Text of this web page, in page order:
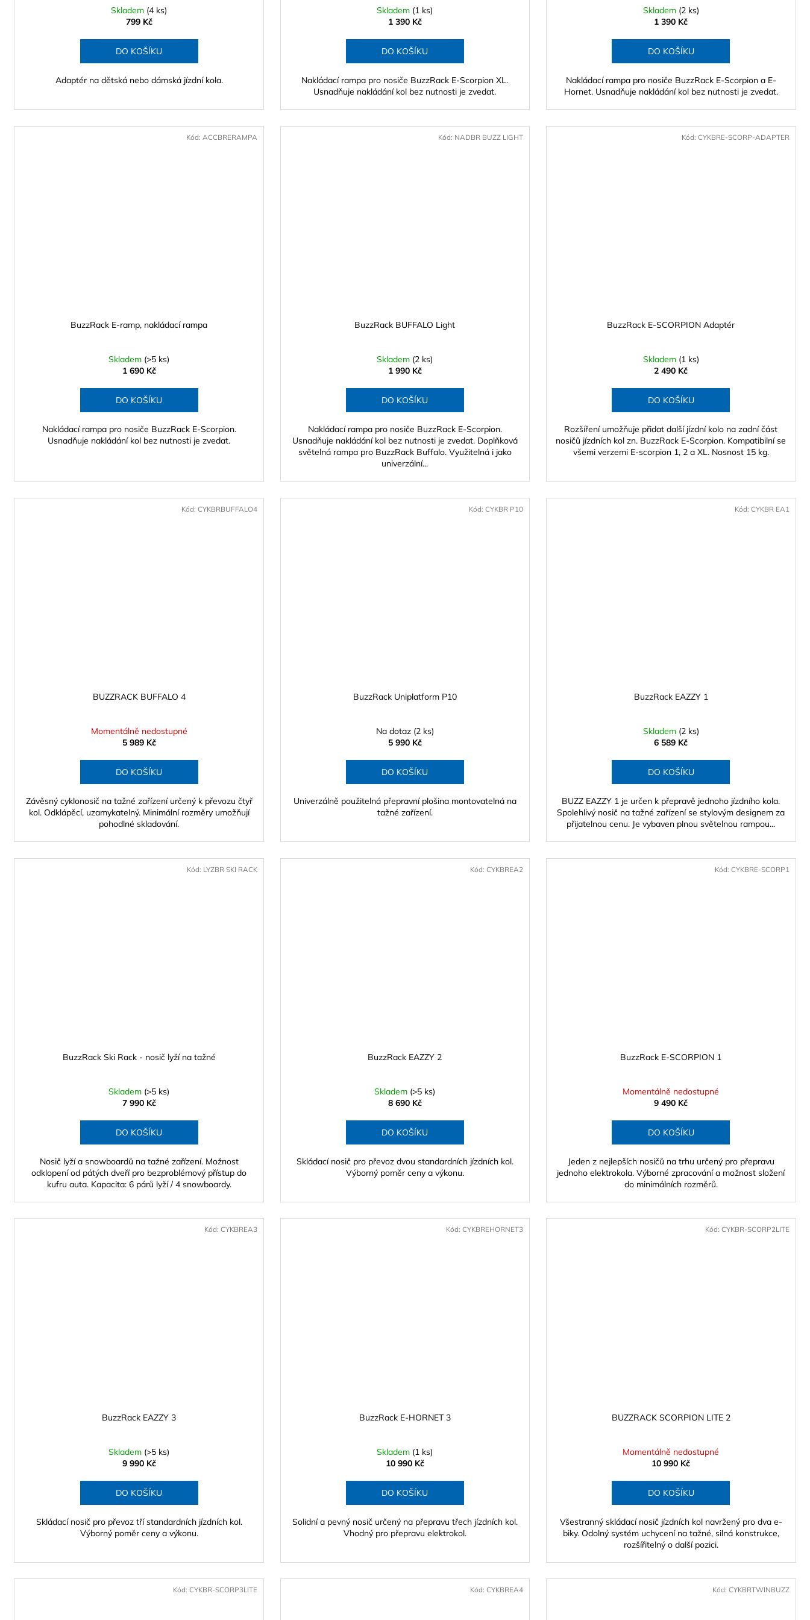
Skladem (4 ks)
799 Kč
DO KOŠÍKU
Adaptér na dětská nebo dámská jízdní kola.
Skladem (1 ks)
1 390 Kč
DO KOŠÍKU
Nakládací rampa pro nosiče BuzzRack E-Scorpion XL.
Usnadňuje nakládání kol bez nutnosti je zvedat.
Skladem (2 ks)
1 390 Kč
DO KOŠÍKU
Nakládací rampa pro nosiče BuzzRack E-Scorpion a E-
Hornet. Usnadňuje nakládání kol bez nutnosti je zvedat.
BuzzRack E-ramp, nakládací rampa
Skladem (>5 ks)
1 690 Kč
DO KOŠÍKU
Nakládací rampa pro nosiče BuzzRack E-Scorpion.
Usnadňuje nakládání kol bez nutnosti je zvedat.
Kód: ACCBRERAMPA
BuzzRack BUFFALO Light
Skladem (2 ks)
1 990 Kč
DO KOŠÍKU
Nakládací rampa pro nosiče BuzzRack E-Scorpion.
Usnadňuje nakládání kol bez nutnosti je zvedat. Doplňková
světelná rampa pro BuzzRack Buffalo. Využitelná i jako
univerzální...
Kód: NADBR BUZZ LIGHT
BuzzRack E-SCORPION Adaptér
Skladem (1 ks)
2 490 Kč
DO KOŠÍKU
Rozšíření umožňuje přidat další jízdní kolo na zadní část
nosičů jízdních kol zn. BuzzRack E-Scorpion. Kompatibilní se
všemi verzemi E-scorpion 1, 2 a XL. Nosnost 15 kg.
Kód: CYKBRE-SCORP-ADAPTER
BUZZRACK BUFFALO 4
Momentálně nedostupné
5 989 Kč
DO KOŠÍKU
Závěsný cyklonosič na tažné zařízení určený k převozu čtyř
kol. Odklápěcí, uzamykatelný. Minimální rozměry umožňují
pohodlné skladování.
Kód: CYKBRBUFFALO4
BuzzRack Uniplatform P10
Na dotaz (2 ks)
5 990 Kč
DO KOŠÍKU
Univerzálně použitelná přepravní plošina montovatelná na
tažné zařízení.
Kód:CYKBR P10
BuzzRack EAZZY 1
Skladem (2 ks)
6 589 Kč
DO KOŠÍKU
BUZZ EAZZY 1 je určen k přepravě jednoho jízdního kola.
Spolehlivý nosič na tažné zařízení se stylovým designem za
přijatelnou cenu. Je vybaven plnou světelnou rampou...
Kód: CYKBR EA1
BuzzRack Ski Rack - nosič lyží na tažné
Skladem (>5 ks)
7 990 Kč
DO KOŠÍKU
Nosič lyží a snowboardů na tažné zařízení. Možnost
odklopení od pátých dveří pro bezproblémový přístup do
kufru auta. Kapacita: 6 párů lyží / 4 snowboardy.
Kód: LYZBR SKI RACK
BuzzRack EAZZY 2
Skladem (>5 ks)
8 690 Kč
DO KOŠÍKU
Skládací nosič pro převoz dvou standardních jízdních kol.
Výborný poměr ceny a výkonu.
Kód:CYKBREA2
BuzzRack E-SCORPION 1
Momentálně nedostupné
9 490 Kč
DO KOŠÍKU
Jeden z nejlepších nosičů na trhu určený pro přepravu
jednoho elektrokola. Výborné zpracování a možnost složení
do minimálních rozměrů.
Kód: CYKBRE-SCORP1
BuzzRack EAZZY 3
Skladem (>5 ks)
9 990 Kč
DO KOŠÍKU
Skládací nosič pro převoz tří standardních jízdních kol.
Výborný poměr ceny a výkonu.
Kód: CYKBREA3
BuzzRack E-HORNET 3
Skladem (1 ks)
10 990 Kč
DO KOŠÍKU
Solidní a pevný nosič určený na přepravu třech jízdních kol.
Vhodný pro přepravu elektrokol.
Kód:CYKBREHORNET3
BUZZRACK SCORPION LITE 2
Momentálně nedostupné
10 990 Kč
DO KOŠÍKU
Všestranný skládací nosič jízdních kol navržený pro dva e-
biky. Odolný systém uchycení na tažné, silná konstrukce,
rozšířitelný o další pozici.
Kód: CYKBR-SCORP2LITE
Kód: CYKBR-SCORP3LITE Kód:CYKBREA4 Kód: CYKBRTWINBUZZ